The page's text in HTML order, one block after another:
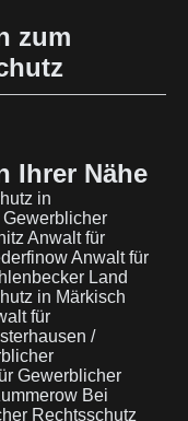
zum
Ihrer Nähe
in
Anwalt für
Anwalt für
Land
in Märkisch
für
/
Gewerblicher
Bei
Rechtsschutz